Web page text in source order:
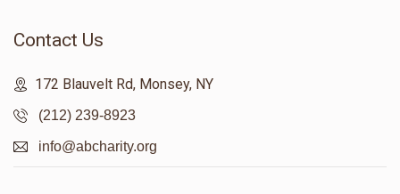
Contact Us
172 Blauvelt Rd, Monsey, NY
(212) 239-8923
info@abcharity.org